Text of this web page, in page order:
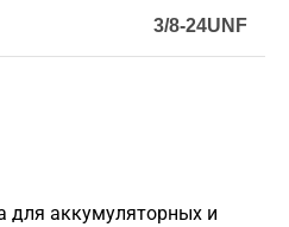
3/8-24UNF
для аккумуляторных и